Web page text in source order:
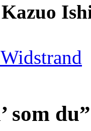
Kazuo
som du”